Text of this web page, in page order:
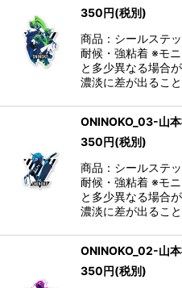
350円(税別)
商品：シールステ
耐候・強粘着 ※モ
と多少異なる場合
濃淡に差が出ること
ONINOKO_03-山
350円(税別)
商品：シールステ
耐候・強粘着 ※モ
と多少異なる場合
濃淡に差が出ること
ONINOKO_02-山
350円(税別)